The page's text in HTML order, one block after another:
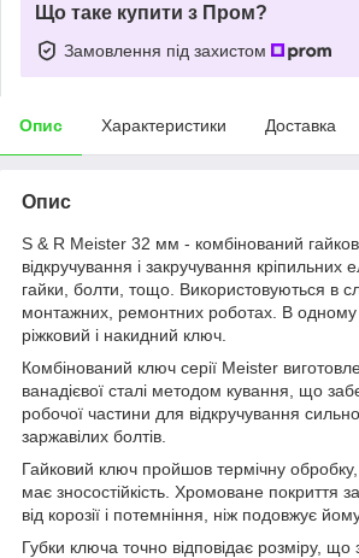
Що таке купити з Пром?
Замовлення під захистом
Опис Характеристики Доставка
Опис
S & R Meister 32 мм - комбінований
відкручування і закручування кріпильних
гайки, болти, тощо. Використовуються в
монтажних, ремонтних роботах. В одному
ріжковий і накидний ключ.
Комбінований ключ серії Meister
ванадієвої сталі методом кування, що
робочої частини для відкручування
заржавілих болтів.
Гайковий ключ пройшов термічну
має зносостійкість. Хромоване покриття
від корозії і потемніння, ніж подовжує
Губки ключа точно відповідає розміру, що